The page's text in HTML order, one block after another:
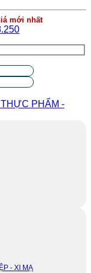
mới nhất
PHẨM -
- XI MẠ